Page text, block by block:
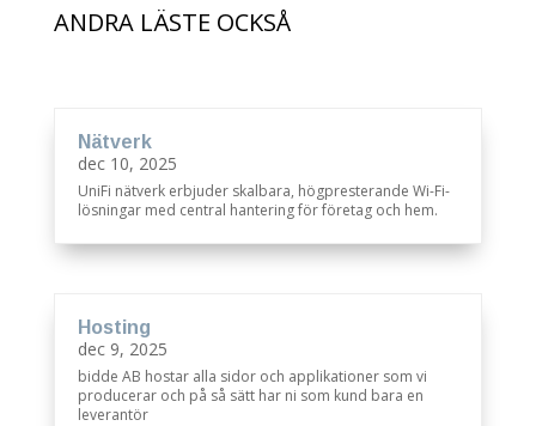
ANDRA LÄSTE OCKSÅ
Nätverk
dec 10, 2025
UniFi nätverk erbjuder skalbara, högpresterande Wi-Fi-
lösningar med central hantering för företag och hem.
Hosting
dec 9, 2025
bidde AB hostar alla sidor och applikationer som vi
producerar och på så sätt har ni som kund bara en
leverantör